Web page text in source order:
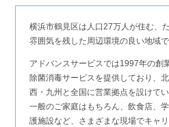
横浜市鶴見区は人口27万人が住む、
雰囲気を残した周辺環境の良い地域で
アドバンスサービスでは1997年の創
除菌消毒サービスを提供しており、
西・九州と全国に営業拠点を設けてい
一般のご家庭はもちろん、飲食店、
護施設など、さまざまな現場でキャ